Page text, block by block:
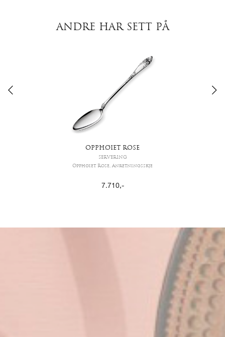
ANDRE HAR SETT PÅ
OPPHØIET ROSE
SERVERING
Opphøiet Rose, Anretningsskje
7.710,-